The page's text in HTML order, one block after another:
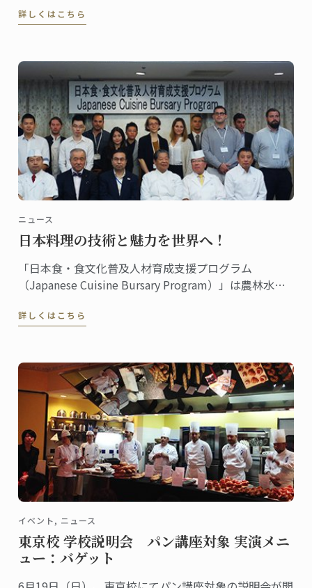
詳しくはこちら
ニュース
日本料理の技術と魅力を世界へ！
「日本食・食文化普及人材育成支援プログラム
（Japanese Cuisine Bursary Program）」は農林水産
た補助事業で...
詳しくはこちら
イベント, ニュース
東京校 学校説明会 パン講座対象 実演メニ
ュー：バゲット